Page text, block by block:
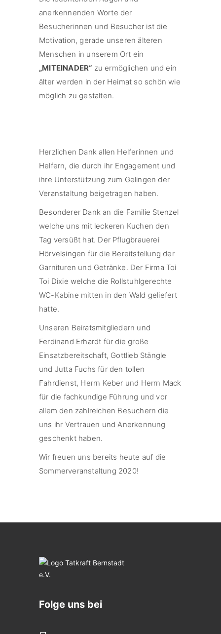
anerkennenden Worte der
Besucherinnen und Besucher ist die
Motivation, gerade unseren älteren
Menschen in unserem Ort ein
„MITEINADER“ zu ermöglichen und ein
älter werden in der Heimat so schön wie
möglich zu gestalten.
Herzlichen Dank allen Helferinnen und
Helfern, die durch ihr Engagement und
ihre Unterstützung zum Gelingen der
Veranstaltung beigetragen haben.
Besonderer Dank an die Familie Stenzel
welche uns mit leckeren Kuchen den
Tag versüßt hat. Der Pflugbrauerei
Hörvelsingen für die Bereitstellung der
Garnituren und Getränke. Der Firma Toi
Toi Dixie welche die Rollstuhlgerechte
WC-Kabine mitten in den Wald geliefert
hatte.
Unseren Beiratsmitgliedern und
Ferdinand Erhardt für die große
Einsatzbereitschaft, Gottlieb Stängle
und Jutta Fuchs für den tollen
Fahrdienst, Herrn Keber und Herrn Mack
für die fachkundige Führung und vor
allem den zahlreichen Besuchern die
uns ihr Vertrauen und Anerkennung
geschenkt haben.
Wir freuen uns bereits heute auf die
Sommerveranstaltung 2020!
Folge uns bei